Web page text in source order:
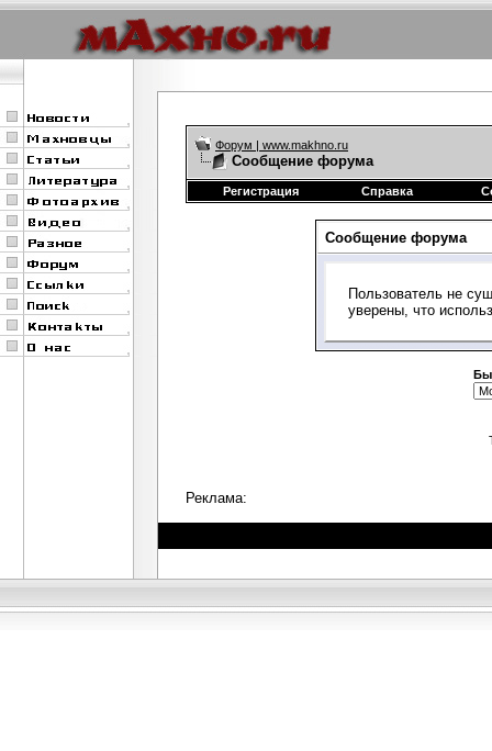
Форум | www.makhno.ru
Сообщение форума
Регистрация Справка
Сообщение форума
Пользователь не
уверены, что
Реклама: